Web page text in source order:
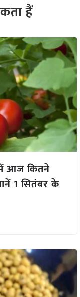
हैं
में आज कितने
1 सितंबर के